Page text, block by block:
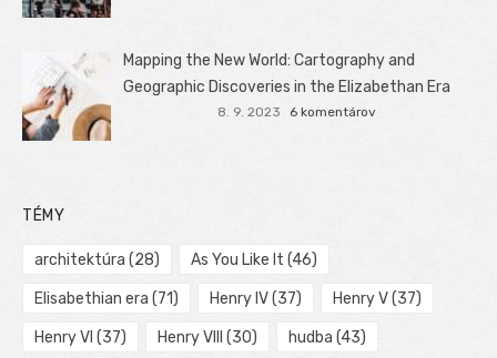
Mapping the New World: Cartography and
Geographic Discoveries in the Elizabethan Era
8. 9. 2023 6 komentárov
TÉMY
architektúra (28) As You Like It (46)
Elisabethian era (71) Henry IV(37) Henry V(37)
Henry VI (37) Henry VIII (30) hudba (43)